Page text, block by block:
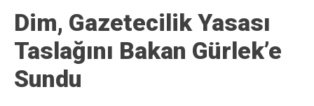
Dim, Gazetecilik Yasası
Taslağını Bakan Gürlek’e
Sundu